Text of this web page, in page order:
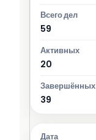
59
20
39